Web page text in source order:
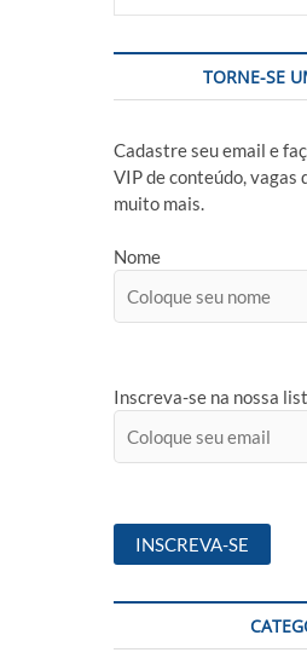
TORNE-SE
Cadastre seu email e
VIP de conteúdo, vagas
muito mais.
Nome
Inscreva-se na nossa